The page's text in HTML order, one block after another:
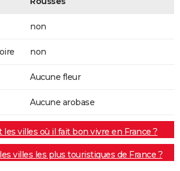
non
non
Aucune fleur
Aucune arobase
les villes où il fait bon vivre en France ?
villes les plus touristiques de France ?